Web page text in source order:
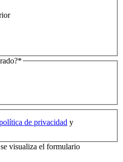
*
de privacidad y
visualiza el formulario